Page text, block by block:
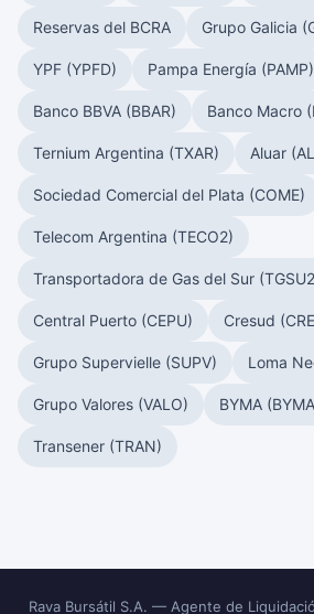
Reservas del BCRA Grupo Galicia
YPF (YPFD) Pampa Energía (PAMP)
Banco BBVA (BBAR) Banco Macro
Ternium Argentina (TXAR) Aluar
Sociedad Comercial del Plata (COME)
Telecom Argentina (TECO2)
Transportadora de Gas del Sur
Central Puerto (CEPU) Cresud
Grupo Supervielle (SUPV) Loma
Grupo Valores (VALO) BYMA
Transener (TRAN)
Rava Bursátil S.A. — Agente de